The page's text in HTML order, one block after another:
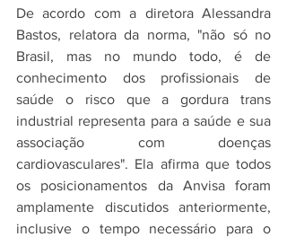
De acordo com a diretora Alessandra
Bastos, relatora da norma, "não só no
Brasil, mas no mundo todo, é de
conhecimento dos profissionais de
saúde o risco que a gordura trans
industrial representa para a saúde e sua
associação com doenças
cardiovasculares". Ela afirma que todos
os posicionamentos da Anvisa foram
amplamente discutidos anteriormente,
inclusive o tempo necessário para o